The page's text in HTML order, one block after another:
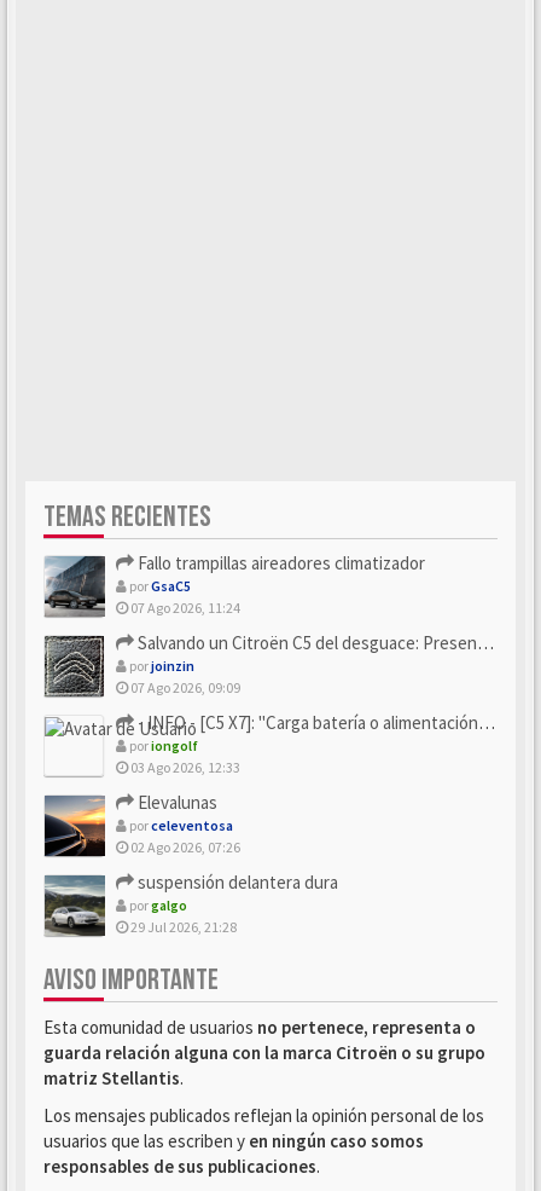
TEMAS RECIENTES
Fallo trampillas aireadores climatizador
porGsaC5
07 Ago 2026, 11:24
Salvando un Citroën C5 del desguace: Presentación y seguimiento
porjoinzin
07 Ago 2026, 09:09
- INFO - [C5 X7]: "Carga batería o alimentación eléctri...
poriongolf
03 Ago 2026, 12:33
Elevalunas
porceleventosa
02 Ago 2026, 07:26
suspensión delantera dura
porgalgo
29 Jul 2026, 21:28
AVISO IMPORTANTE
Esta comunidad de usuarios no pertenece, representa o
guarda relación alguna con la marca Citroën o su grupo
matriz Stellantis.
Los mensajes publicados reflejan la opinión personal de los
usuarios que las escriben y en ningún caso somos
responsables de sus publicaciones.